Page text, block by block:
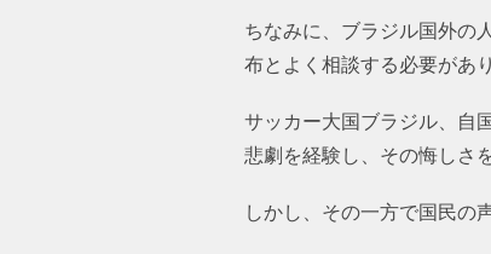
ちなみに、ブラジル国外の
布とよく相談する必要があ
サッカー大国ブラジル、自
悲劇を経験し、その悔しさ
しかし、その一方で国民の